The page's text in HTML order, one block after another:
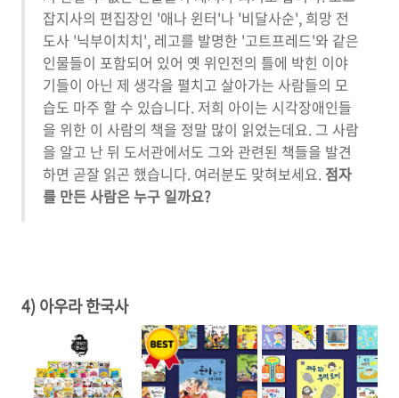
잡지사의 편집장인 '애나 윈터'나 '비달사순', 희망 전
도사 '닉부이치치', 레고를 발명한 '고트프레드'와 같은
인물들이 포함되어 있어 옛 위인전의 틀에 박힌 이야
기들이 아닌 제 생각을 펼치고 살아가는 사람들의 모
습도 마주 할 수 있습니다. 저희 아이는 시각장애인들
을 위한 이 사람의 책을 정말 많이 읽었는데요. 그 사람
을 알고 난 뒤 도서관에서도 그와 관련된 책들을 발견
하면 곧잘 읽곤 했습니다. 여러분도 맞혀보세요. 점자
를 만든 사람은 누구 일까요?
4) 아우라 한국사